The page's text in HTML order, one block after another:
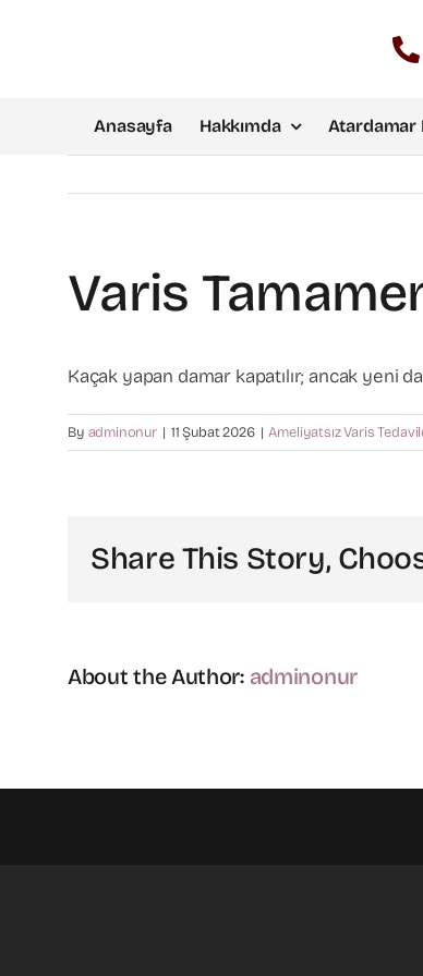
Anasayfa Hakkımda Atardamar
Varis
Kaçak yapan damar kapatılır; ancak yeni
By adminonur | 11 Şubat 2026 | Ameliyatsız Varis
Share This Story,
About the Author: adminonur